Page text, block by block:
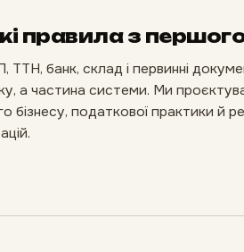
правила з
банк, склад і первинні
а частина системи. Ми
бізнесу, податкової практики й